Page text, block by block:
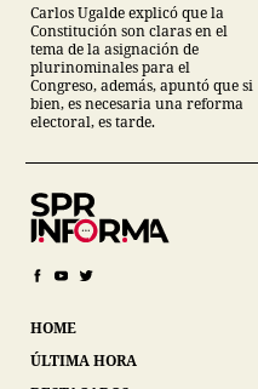
Ugalde
Carlos Ugalde explicó que la
Constitución son claras en el
tema de la asignación de
plurinominales para el
Congreso, además, apuntó que si
bien, es necesaria una reforma
electoral, es tarde.
HOME
ÚLTIMA HORA